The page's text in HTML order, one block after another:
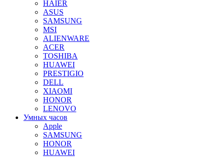
HAIER
ASUS
SAMSUNG
MSI
ALIENWARE
ACER
TOSHIBA
HUAWEI
PRESTIGIO
DELL
XIAOMI
HONOR
LENOVO
Умных часов
Apple
SAMSUNG
HONOR
HUAWEI